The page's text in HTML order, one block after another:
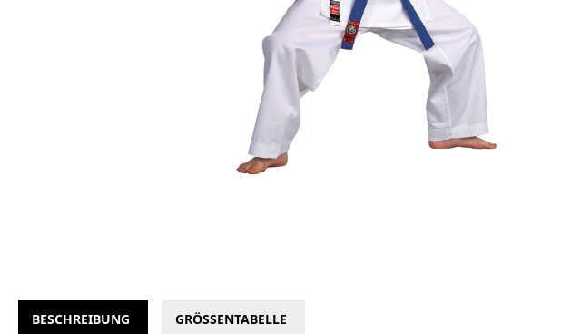
BESCHREIBUNG GRÖSSENTABELLE